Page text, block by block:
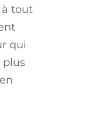
tout
qui
plus